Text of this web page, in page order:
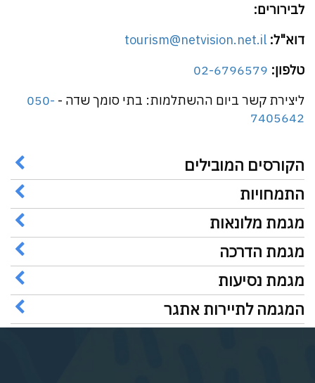
לבירורים:
דוא"ל: tourism@netvision.net.il
טלפון: 02-6796579
ליצירת קשר ביום ההשתלמות: בתי סומך שדה - 050-
7405642
הקורסים המובילים
התמחויות
מגמת מלונאות
מגמת הדרכה
מגמת נסיעות
המגמה לתיירות אתגר